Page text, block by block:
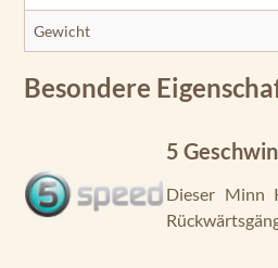
Gewicht
Besondere
5
Dieser Minn